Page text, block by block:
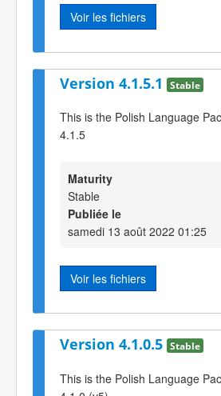
Voir les fichiers
Version 4.1.5.1 Stable
This is the Polish Language
4.1.5
Maturity
Stable
Publiée le
samedi 13 août 2022 01:25
Voir les fichiers
Version 4.1.0.5 Stable
This is the Polish Language